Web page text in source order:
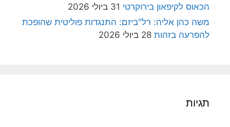
הכאוס לקיפאון בירוקרטי 31 ביולי 2026
משה כהן אליה: רל"ביזם: התנגדות פוליטית שהופכת
להפרעה בזהות 28 ביולי 2026
תגיות